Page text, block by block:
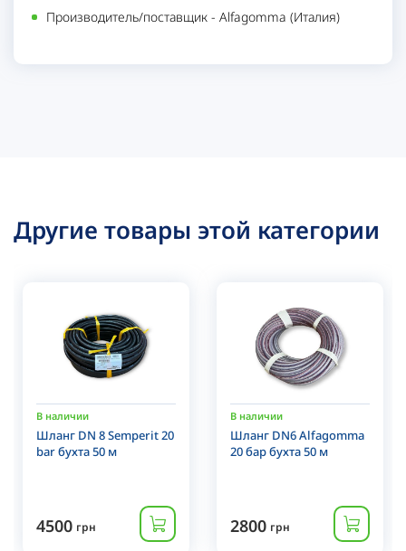
Производитель/поставщик - Alfagomma (Италия)
Другие товары этой категории
В наличии
Шланг DN 8 Semperit 20
bar бухта 50 м
4500 грн
В наличии
Шланг DN6 Alfagomma
20 бар бухта 50 м
2800 грн